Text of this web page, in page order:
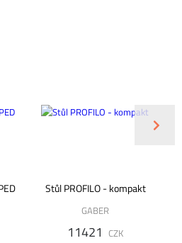
Stůl PROFILO - kompakt
GABER
11421 CZK